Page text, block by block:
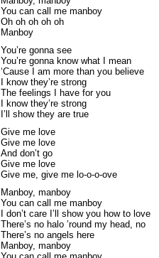
You can call me manboy
Oh oh oh oh oh
Manboy
You’re gonna see
You’re gonna know what I mean
‘Cause I am more than you believe
I know they’re strong
The feelings I have for you
I know they’re strong
I’ll show they are true
Give me love
Give me love
And don’t go
Give me love
Give me, give me lo-o-o-ove
Manboy, manboy
You can call me manboy
I don’t care I’ll show you how to love
There’s no halo ’round my head, no
There’s no angels here
Manboy, manboy